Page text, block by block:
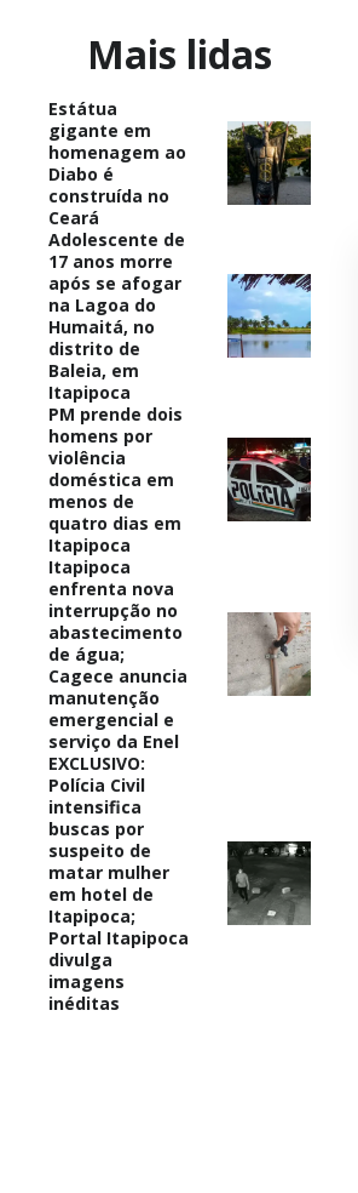
Mais lidas
Estátua
gigante em
homenagem ao
Diabo é
construída no
Ceará
Adolescente de
17 anos morre
após se afogar
na Lagoa do
Humaitá, no
distrito de
Baleia, em
Itapipoca
PM prende dois
homens por
violência
doméstica em
menos de
quatro dias em
Itapipoca
Itapipoca
enfrenta nova
interrupção no
abastecimento
de água;
Cagece anuncia
manutenção
emergencial e
serviço da Enel
EXCLUSIVO:
Polícia Civil
intensifica
buscas por
suspeito de
matar mulher
em hotel de
Itapipoca;
Portal Itapipoca
divulga
imagens
inéditas